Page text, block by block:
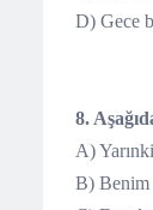
D) Gece
8.
A)
B) Benim